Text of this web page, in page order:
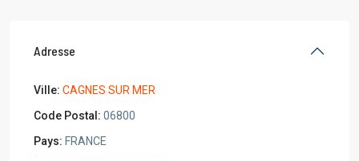
Adresse
Ville: CAGNES SUR MER
Code Postal: 06800
Pays: FRANCE